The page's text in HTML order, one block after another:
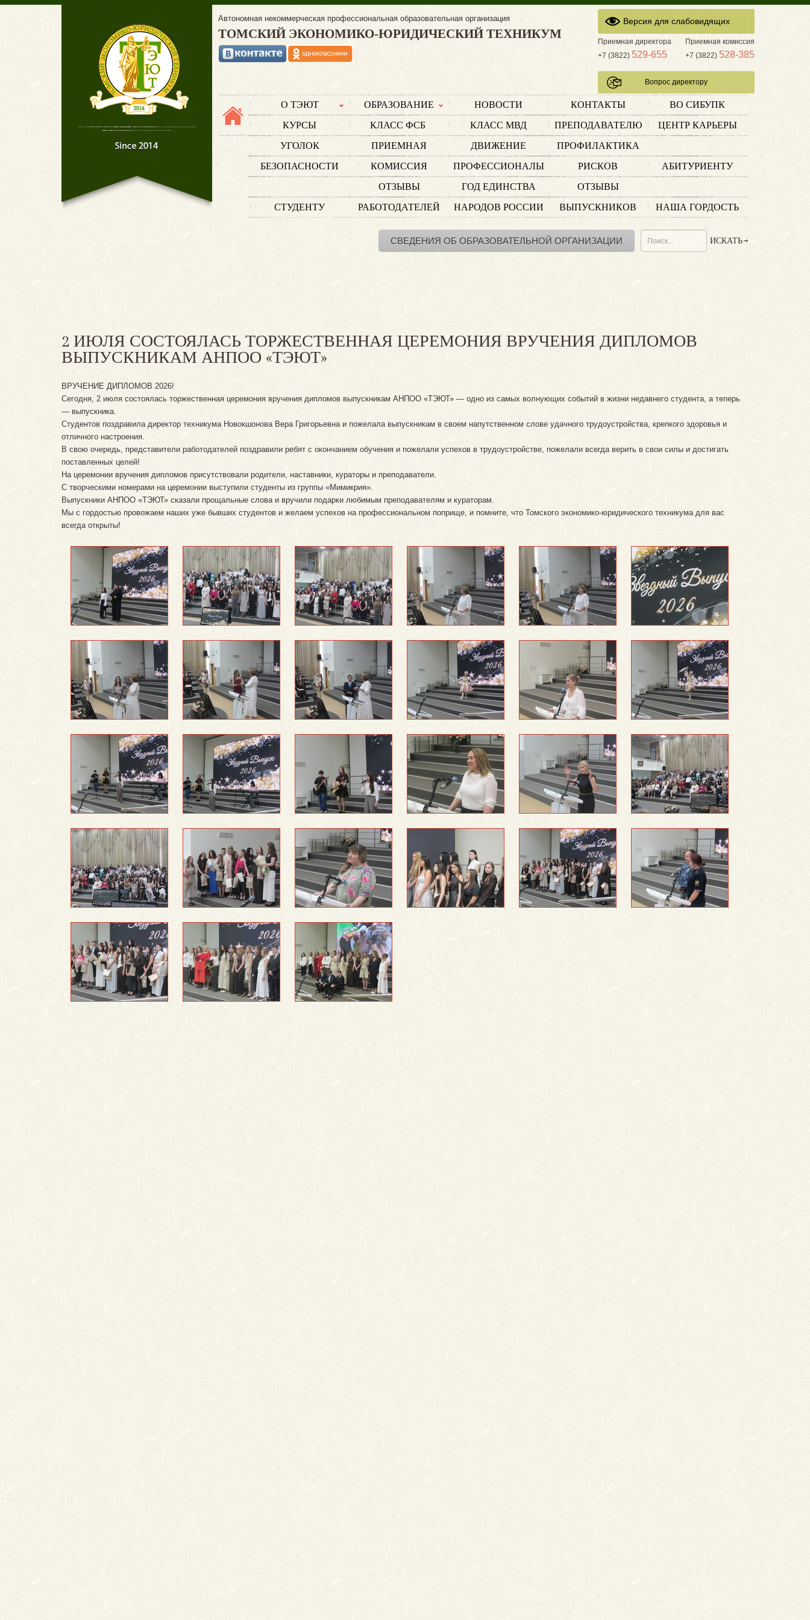
Автономная некоммерческая профессиональная образовательная организация
ТОМСКИЙ ЭКОНОМИКО-ЮРИДИЧЕСКИЙ ТЕХНИКУМ
Версия для слабовидящих
Приемная директора
Приемная комиссия
+7 (3822) 529-655 +7 (3822) 528-385
Вопрос директору
О ТЭЮТ ОБРАЗОВАНИЕ НОВОСТИ КОНТАКТЫ
ВО СИБУПК
КУРСЫ
КЛАСС ФСБ КЛАСС МВД ПРЕПОДАВАТЕЛЮ
ЦЕНТР КАРЬЕРЫ
УГОЛОК
БЕЗОПАСНОСТИ
ПРИЕМНАЯ
КОМИССИЯ
ДВИЖЕНИЕ
ПРОФЕССИОНАЛЫ
ПРОФИЛАКТИКА
РИСКОВ
АБИТУРИЕНТУ
СТУДЕНТУ
ОТЗЫВЫ
РАБОТОДАТЕЛЕЙ
ГОД ЕДИНСТВА
НАРОДОВ РОССИИ
ОТЗЫВЫ
ВЫПУСКНИКОВ
НАША ГОРДОСТЬ
СВЕДЕНИЯ ОБ ОБРАЗОВАТЕЛЬНОЙ ОРГАНИЗАЦИИ
2 ИЮЛЯ СОСТОЯЛАСЬ ТОРЖЕСТВЕННАЯ ЦЕРЕМОНИЯ ВРУЧЕНИЯ ДИПЛОМОВ
ВЫПУСКНИКАМ АНПОО «ТЭЮТ»
ВРУЧЕНИЕ ДИПЛОМОВ 2026!
Сегодня, 2 июля состоялась торжественная церемония вручения дипломов выпускникам АНПОО «ТЭЮТ» — одно из самых волнующих событий в жизни недавнего студента, а теперь
— выпускника.
Студентов поздравила директор техникума Новокшонова Вера Григорьевна и пожелала выпускникам в своем напутственном слове удачного трудоустройства, крепкого здоровья и
отличного настроения.
В свою очередь, представители работодателей поздравили ребят с окончанием обучения и пожелали успехов в трудоустройстве, пожелали всегда верить в свои силы и достигать
поставленных целей!
На церемонии вручения дипломов присутствовали родители, наставники, кураторы и преподаватели.
С творческими номерами на церемонии выступили студенты из группы «Мимикрия».
Выпускники АНПОО «ТЭЮТ» сказали прощальные слова и вручили подарки любимым преподавателям и кураторам.
Мы с гордостью провожаем наших уже бывших студентов и желаем успехов на профессиональном поприще, и помните, что Томского экономико-юридического техникума для вас
всегда открыты!